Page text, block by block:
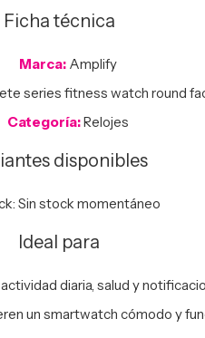
Ficha técnica
Marca: Amplify
series fitness watch round
Categoría:Relojes
disponibles
Sin stock momentáneo
Ideal para
diaria, salud y
un smartwatch cómodo y